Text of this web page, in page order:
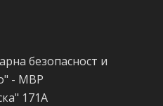
безопасност и
- МВР
171А